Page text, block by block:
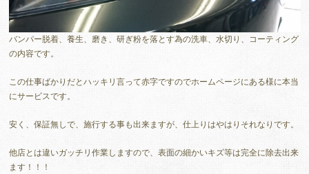
バンパー脱着、養生、磨き、研ぎ粉を落とす為の洗車、水切り、コーティング
の内容です。
この仕事ばかりだとハッキリ言って赤字ですのでホームページにある様に本当
にサービスです。
安く、保証無しで、施行する事も出来ますが、仕上りはやはりそれなりです。
他店とは違いガッチリ作業しますので、表面の細かいキズ等は完全に除去出来
ます！！！